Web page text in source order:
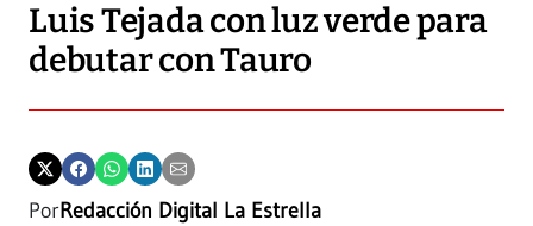
Luis Tejada con luz verde para
debutar con Tauro
PorRedacción Digital La Estrella